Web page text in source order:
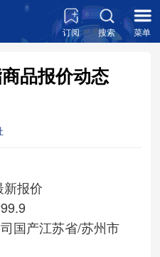
订阅 搜索 菜单
品报价动态
新报价
国产江苏省/苏州市